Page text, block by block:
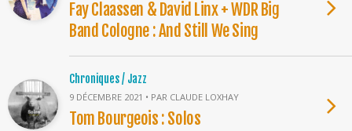
Fay Claassen & David Linx + WDR Big
Band Cologne : And Still We Sing
Chroniques / Jazz
9 DÉCEMBRE 2021 • PAR CLAUDE LOXHAY
Tom Bourgeois : Solos